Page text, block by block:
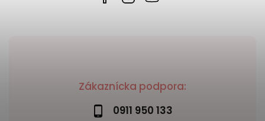
Zákaznícka podpora:
0911 950 133